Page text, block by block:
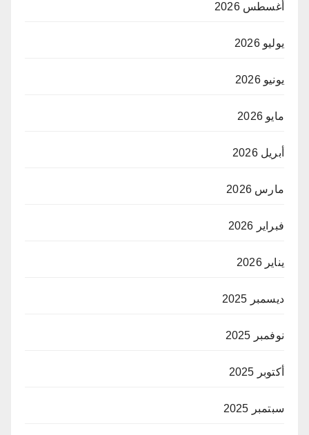
أغسطس 2026
يوليو 2026
يونيو 2026
مايو 2026
أبريل 2026
مارس 2026
فبراير 2026
يناير 2026
ديسمبر 2025
نوفمبر 2025
أكتوبر 2025
سبتمبر 2025